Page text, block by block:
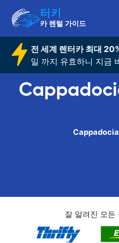
터키
카 렌털 가이드
전 세계 렌터카 최대
일 까지 유효하니 지금
잘 알려진 모든